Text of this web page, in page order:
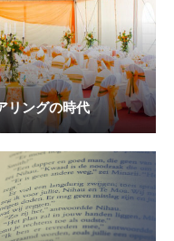
リングの時代